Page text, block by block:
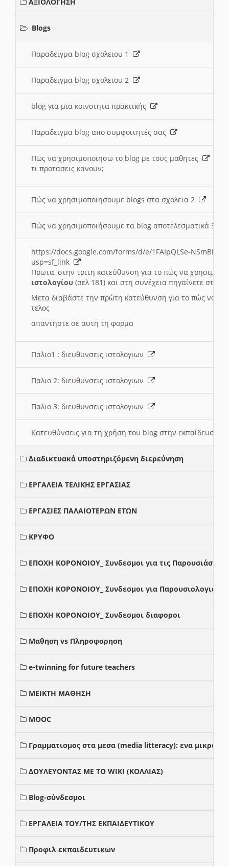
Blogs
Παραδειγμα blog σχολειου 1
Παραδειγμα blog σχολειου 2
blog για μια κοινοτητα πρακτικής
Παραδειγμα blog απο συμφοιτητές σας
Πως να χρησιμοποιησω το blog με τους μαθητες
τι προτασεις κανουν;
Πώς να χρησιμοποιησουμε blogs στα σχολεια 2
Πώς να χρησιμοποιήσουμε τα blog αποτελεσματικά 3
https://docs.google.com/forms/d/e/1FAIpQLSe-NSmBI-
usp=sf_link
Πρωτα, στην τριτη κατεύθυνση για το πώς να
ιστολογίου (σελ 181) και στη συνέχεια πηγαίνετε στο
Μετα διαβάστε την πρώτη κατεύθυνση για το πώς να
τελος
απαντηστε σε αυτη τη φορμα
Παλιο1 : διευθυνσεις ιστολογιων
Παλιο 2: διευθυνσεις ιστολογιων
Παλιο 3: διευθυνσεις ιστολογιων
Κατευθύνσεις για τη χρήση του blog στην εκπαίδευση
Διαδικτυακά υποστηριζόμενη διερεύνηση
ΕΡΓΑΛΕΙΑ ΤΕΛΙΚΗΣ ΕΡΓΑΣΙΑΣ
ΕΡΓΑΣΙΕΣ ΠΑΛΑΙΟΤΕΡΩΝ ΕΤΩΝ
ΚΡΥΦΟ
ΕΠΟΧΗ ΚΟΡΟΝΟΙΟΥ_ Συνδεσμοι για τις Παρουσιάσεις
ΕΠΟΧΗ ΚΟΡΟΝΟΙΟΥ_ Συνδεσμοι για Παρουσιολογια
ΕΠΟΧΗ ΚΟΡΟΝΟΙΟΥ_ Συνδεσμοι διαφοροι
Μαθηση vs Πληροφορηση
e-twinning for future teachers
ΜΕΙΚΤΗ ΜΑΘΗΣΗ
MOOC
Γραμματισμος στα μεσα (media litteracy): ενα μικρο
ΔΟΥΛΕΥΟΝΤΑΣ ΜΕ ΤΟ WIKI (ΚΟΛΛΙΑΣ)
Blog-σύνδεσμοι
ΕΡΓΑΛΕΙΑ ΤΟΥ/ΤΗΣ ΕΚΠΑΙΔΕΥΤΙΚΟΥ
Προφιλ εκπαιδευτικων